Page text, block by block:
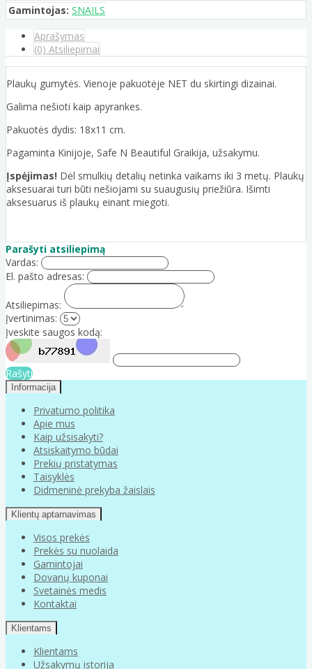
Gamintojas: SNAILS
Aprašymas
(0) Atsiliepimai
Plaukų gumytės. Vienoje pakuotėje NET du skirtingi dizainai.
Galima nešioti kaip apyrankes.
Pakuotės dydis: 18x11 cm.
Pagaminta Kinijoje, Safe N Beautiful Graikija, užsakymu.
Įspėjimas! Dėl smulkių detalių netinka vaikams iki 3 metų. Plaukų
aksesuarai turi būti nešiojami su suaugusių priežiūra. Išimti
aksesuarus iš plaukų einant miegoti.
Parašyti atsiliepimą
Vardas:
El. pašto adresas:
Atsiliepimas:
Įvertinimas:
Įveskite saugos kodą:
Rašyti
Informacija
Privatumo politika
Apie mus
Kaip užsisakyti?
Atsiskaitymo būdai
Prekių pristatymas
Taisyklės
Didmeninė prekyba žaislais
Klientų aptarnavimas
Visos prekės
Prekės su nuolaida
Gamintojai
Dovanų kuponai
Svetainės medis
Kontaktai
Klientams
Klientams
Užsakymų istorija